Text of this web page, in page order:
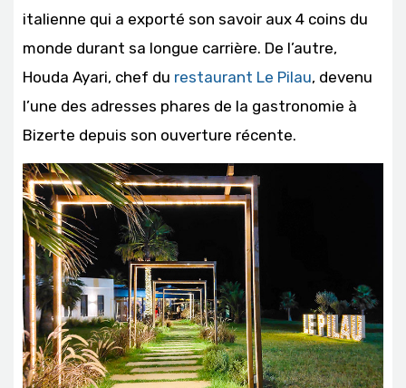
italienne qui a exporté son savoir aux 4 coins du
monde durant sa longue carrière. De l’autre,
Houda Ayari, chef du restaurant Le Pilau, devenu
l’une des adresses phares de la gastronomie à
Bizerte depuis son ouverture récente.